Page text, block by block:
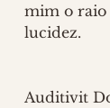
mim o raio
lucidez.
Auditivit